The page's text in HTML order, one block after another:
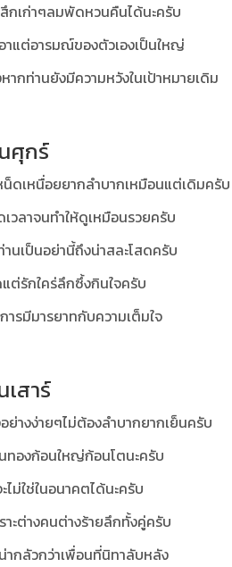
กเก่าๆลมพัดหวนคืนได้นะครับ
าแต่อารมณ์ของตัวเองเป็นใหญ่
ากท่านยังมีความหวังในเป้าหมายเดิม
ศุกร์
น็ดเหนื่อยยากลำบากเหมือนแต่เดิมครับ
วลาจนทำให้ดูเหมือนรวยครับ
านเป็นอย่านี้ถึงน่าสละโสดครับ
ต่รักใคร่ลึกซึ้งกินใจครับ
ารมีมารยาทกับความเต็มใจ
สาร์
ย่างง่ายๆไม่ต้องลำบากยากเย็นครับ
นทองก้อนใหญ่ก้อนโตนะครับ
ม่ใช่ในอนาคตได้นะครับ
ะต่างคนต่างร้ายลึกทั้งคู่ครับ
กลัวกว่าเพื่อนที่นิทาลับหลัง